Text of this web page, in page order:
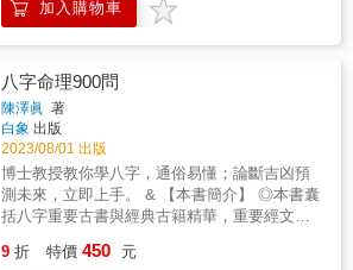
此功能和目的。
加入購物車
八字命理900問
陳澤眞 著
白象 出版
2023/08/01 出版
博士教授教你學八字，通俗易懂；論斷吉凶預
測未來，立即上手。 & 【本書簡介】 ◎本書囊
括八字重要古書與經典古籍精華，重要經文均
式，淺顯易懂，循序漸進，輕鬆學習複雜的八
9 折 特價 450 元